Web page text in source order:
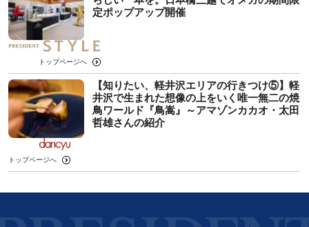
定ポップアップ開催
トップページへ
【知りたい、軽井沢エリアの行きつけ⑤】軽
井沢で生まれた想像の上をいく唯一無二の焼
鳥ワールド『鳥嵩』～アマゾンカカオ・太田
哲雄さんの紹介
トップページへ